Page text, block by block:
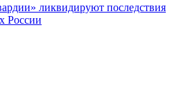
ликвидируют последствия
России